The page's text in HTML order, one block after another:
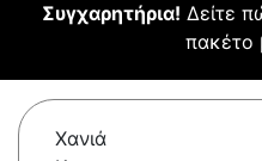
Συγχαρητήρια! Δείτε
πακέτο
Χανιά